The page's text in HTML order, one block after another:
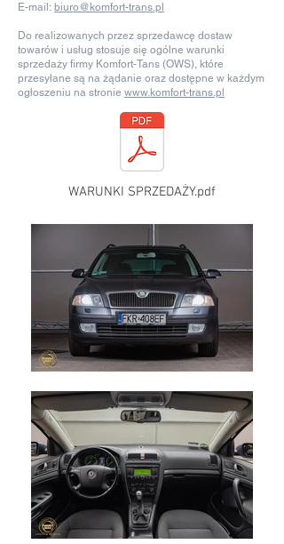
E-mail: biuro@komfort-trans.pl
Do realizowanych przez sprzedawcę dostaw
towarów i usług stosuje się ogólne warunki
sprzedaży firmy Komfort-Tans (OWS), które
przesyłane są na żądanie oraz dostępne w każdym
ogłoszeniu na stronie www.komfort-trans.pl
WARUNKI SPRZEDAŻY.pdf